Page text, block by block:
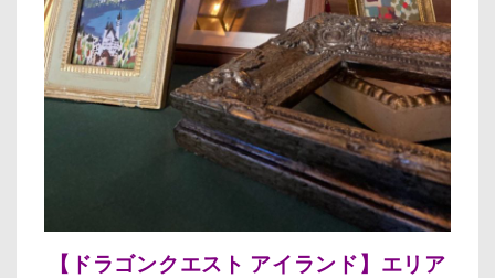
【ドラゴンクエスト アイランド】エリア